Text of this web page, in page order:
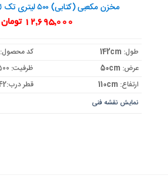
مخزن مکعبی (کتابی) ۵۰۰ لیتری تک لایه پلاستونیک
12,695,000 تومان
طول: 142cm
کد محصول:
عرض: 50cm
ظرفیت: 500 لیتر
ارتفاع: 110cm قطر درب:42 - قطردریچه:36cm
نمایش نقشه فنی